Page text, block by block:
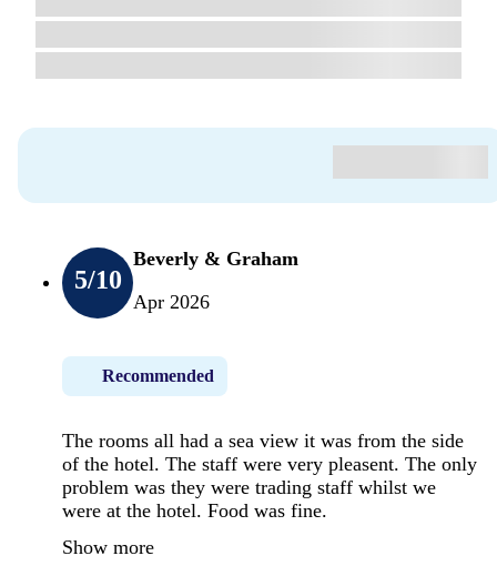
5/10
Beverly & Graham
Apr 2026
Recommended
The rooms all had a sea view it was from the side
of the hotel. The staff were very pleasent. The only
problem was they were trading staff whilst we
were at the hotel. Food was fine.
Show more